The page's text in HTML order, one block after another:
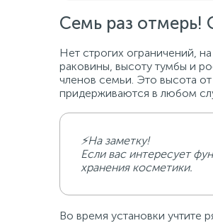
Семь раз отмерь!
Нет строгих ограничений,
раковины, высоту тумбы и
членов семьи. Это высота
придерживаются в любом
⚡На заметку!
Если вас интересует
хранения косметики.
Во время установки учтите